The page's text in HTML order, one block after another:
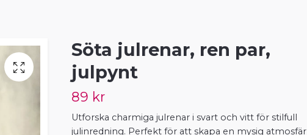
Söta julrenar, ren par,
julpynt
89 kr
Utforska charmiga julrenar i svart och vitt för stilfull
julinredning. Perfekt för att skapa en mysig atmosfär